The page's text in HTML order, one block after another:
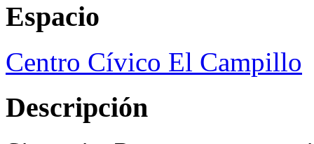
Espacio
Centro Cívico El Campillo
Descripción